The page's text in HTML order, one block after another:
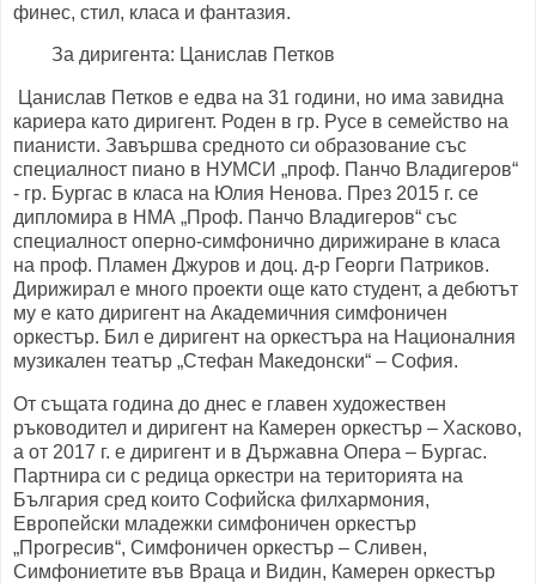
финес, стил, класа и фантазия.
За диригента: Цанислав Петков
Цанислав Петков е едва на 31 години, но има завидна
кариера като диригент. Роден в гр. Русе в семейство на
пианисти. Завършва средното си образование със
специалност пиано в НУМСИ „проф. Панчо Владигеров“
- гр. Бургас в класа на Юлия Ненова. През 2015 г. се
дипломира в НМА „Проф. Панчо Владигеров“ със
специалност оперно-симфонично дирижиране в класа
на проф. Пламен Джуров и доц. д-р Георги Патриков.
Дирижирал е много проекти още като студент, а дебютът
му е като диригент на Академичния симфоничен
оркестър. Бил е диригент на оркестъра на Националния
музикален театър „Стефан Македонски“ – София.
От същата година до днес е главен художествен
ръководител и диригент на Камерен оркестър – Хасково,
а от 2017 г. е диригент и в Държавна Опера – Бургас.
Партнира си с редица оркестри на територията на
България сред които Софийска филхармония,
Европейски младежки симфоничен оркестър
„Прогресив“, Симфоничен оркестър – Сливен,
Симфониетите във Враца и Видин, Камерен оркестър